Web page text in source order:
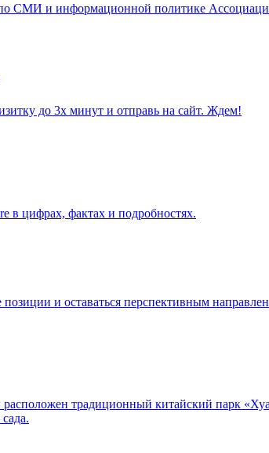
СМИ и информационной политике
до 3х минут и отправь на сайт. Ждем!
в цифрах, фактах и подробностях.
и оставаться перспективным
расположен традиционный китайский парк